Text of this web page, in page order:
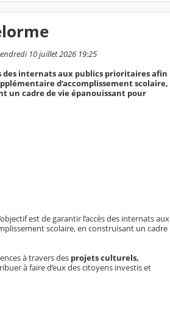
10 juillet 2026 19:25
des internats aux publics prioritaires afin
d’accomplissement scolaire,
un cadre de vie épanouissant pour
est de garantir l’accès des internats aux
scolaire, en construisant un cadre
à travers des projets culturels,
à faire d’eux des citoyens investis et